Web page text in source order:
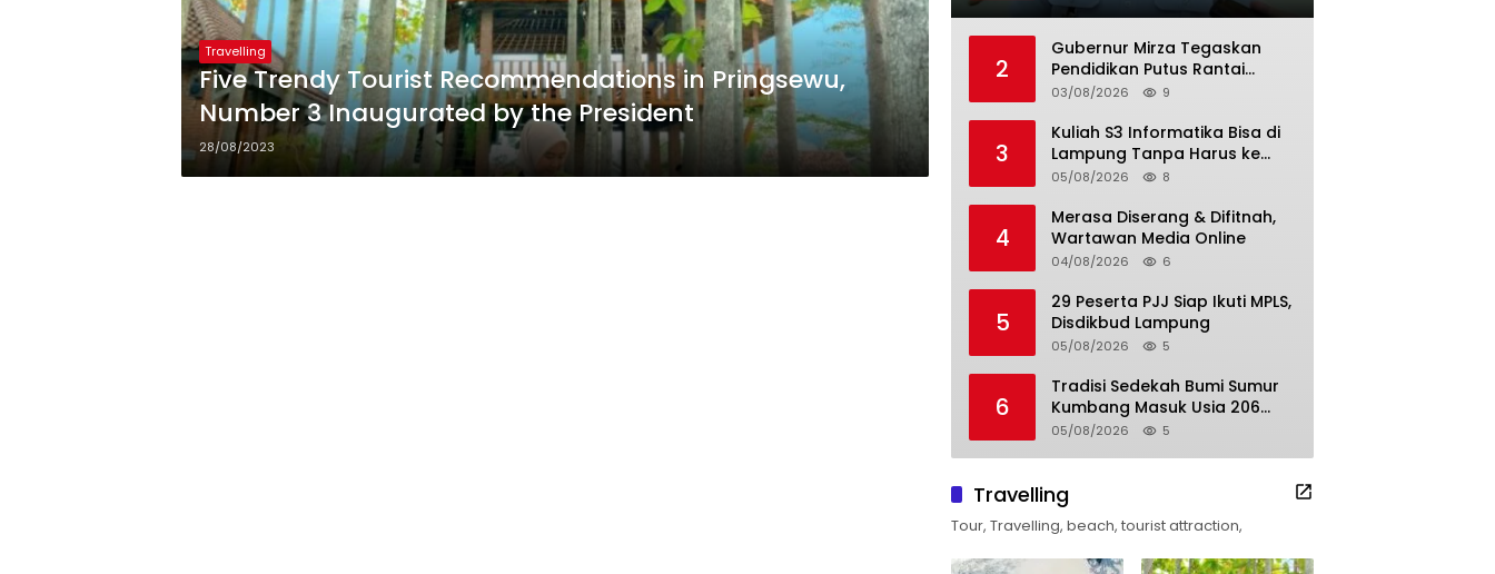
Travelling
Five Trendy Tourist Recommendations in Pringsewu,
Number 3 Inaugurated by the President
28/08/2023
2
Gubernur Mirza Tegaskan
Pendidikan Putus Rantai
Kemiskinan
03/08/2026 9
3
Kuliah S3 Informatika Bisa di
Lampung Tanpa Harus ke
Luar Daerah
05/08/2026 8
4
Merasa Diserang & Difitnah,
Wartawan Media Online
04/08/2026 6
5
29 Peserta PJJ Siap Ikuti MPLS,
Disdikbud Lampung
05/08/2026 5
6
Tradisi Sedekah Bumi Sumur
Kumbang Masuk Usia 206
Tahun
05/08/2026 5
Travelling
Tour, Travelling, beach, tourist attraction,